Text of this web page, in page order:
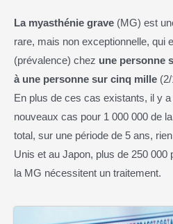
La myasthénie grave (MG) est
rare, mais non exceptionnelle, qui
(prévalence) chez une personne
à une personne sur cinq mille
En plus de ces cas existants, il y
nouveaux cas pour 1 000 000 de
total, sur une période de 5 ans,
Unis et au Japon, plus de 250 000
la MG nécessitent un traitement.